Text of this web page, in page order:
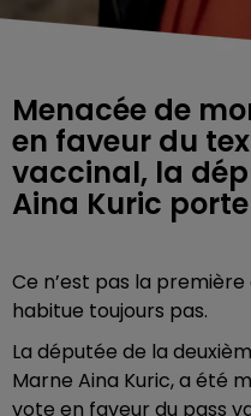
Menacée de
en faveur du
vaccinal, la
Aina Kuric
Ce n’est pas la première
habitue toujours pas.
La députée de la
Marne Aina Kuric, a été
vote en faveur du pass